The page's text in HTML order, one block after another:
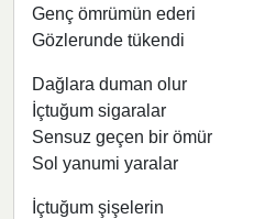
Genç ömrümün ederi
Gözlerunde tükendi
Dağlara duman olur
İçtuğum sigaralar
Sensuz geçen bir ömür
Sol yanumi yaralar
İçtuğum şişelerin